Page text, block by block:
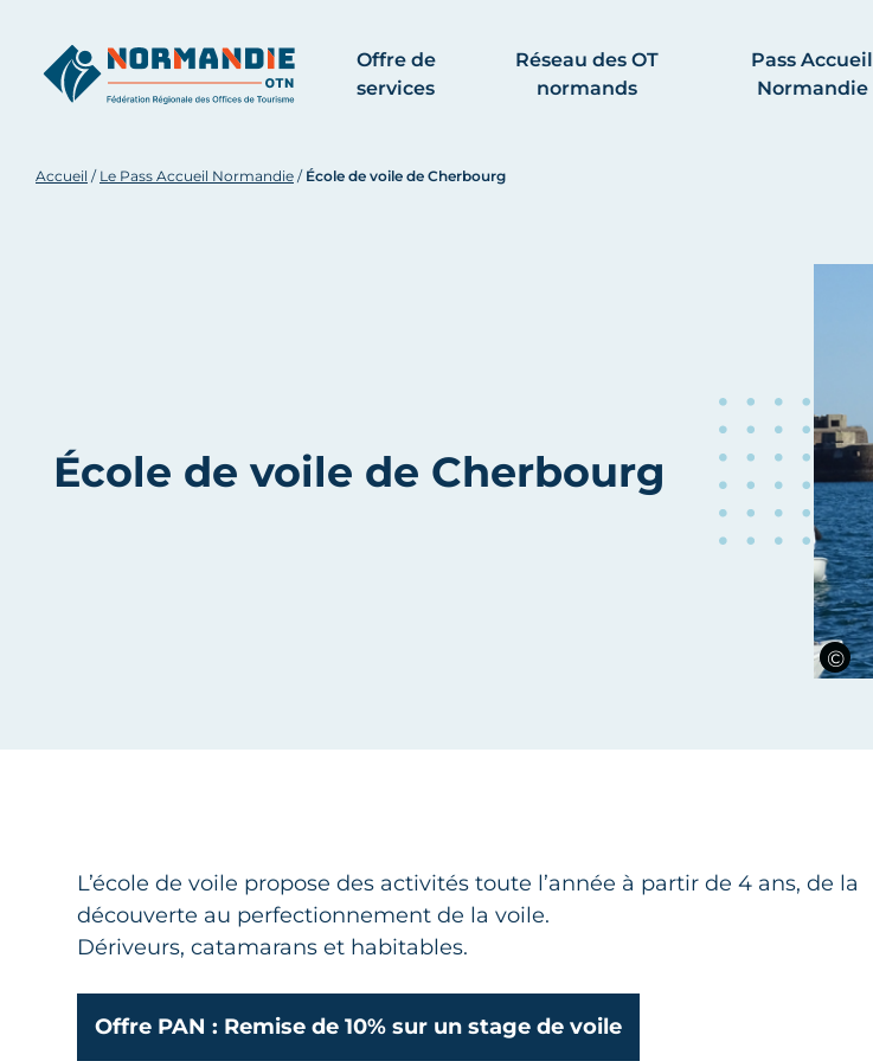
Offre de
services
Réseau des OT
normands
Pass Accueil
Normandie
Accueil / Le Pass Accueil Normandie / École de voile de Cherbourg
École de voile de Cherbourg
L’école de voile propose des activités toute l’année à partir de 4 ans, de la
découverte au perfectionnement de la voile.
Dériveurs, catamarans et habitables.
Offre PAN : Remise de 10% sur un stage de voile